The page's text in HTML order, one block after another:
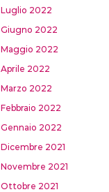
Luglio 2022
Giugno 2022
Maggio 2022
Aprile 2022
Marzo 2022
Febbraio 2022
Gennaio 2022
Dicembre 2021
Novembre 2021
Ottobre 2021